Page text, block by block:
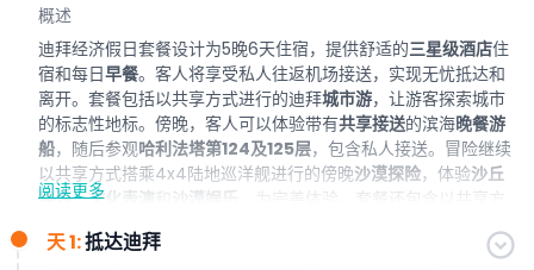
概述
迪拜经济假日套餐设计为5晚6天住宿，提供舒适的三星级酒店住
宿和每日早餐。客人将享受私人往返机场接送，实现无忧抵达和
离开。套餐包括以共享方式进行的迪拜城市游，让游客探索城市
的标志性地标。傍晚，客人可以体验带有共享接送的滨海晚餐游
船，随后参观哈利法塔第124及125层，包含私人接送。冒险继续
以共享方式搭乘4x4陆地巡洋舰进行的傍晚沙漠探险，体验沙丘
冲浪、文化表演 和 沙漠娱乐 。为完善体验，套餐还包含以共享方
浸于阿联酋丰富的文化中。
阅读更多
天 1:抵达迪拜